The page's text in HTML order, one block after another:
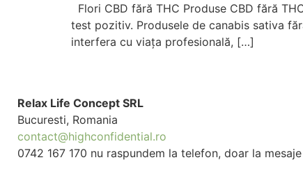
Flori CBD fără THC Produse CBD fără
test pozitiv. Produsele de canabis sativa
interfera cu viața profesională, […]
Relax Life Concept SRL
Bucuresti, Romania
contact@highconfidential.ro
0742 167 170 nu raspundem la telefon, doar la